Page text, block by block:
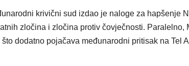
krivični sud izdao je naloge za hapšenje
zločina i zločina protiv čovječnosti. Paralelno,
dodatno pojačava međunarodni pritisak na Tel